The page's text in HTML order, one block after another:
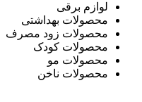
لوازم برقی
محصولات بهداشتی
محصولات زود مصرف
محصولات کودک
محصولات مو
محصولات ناخن